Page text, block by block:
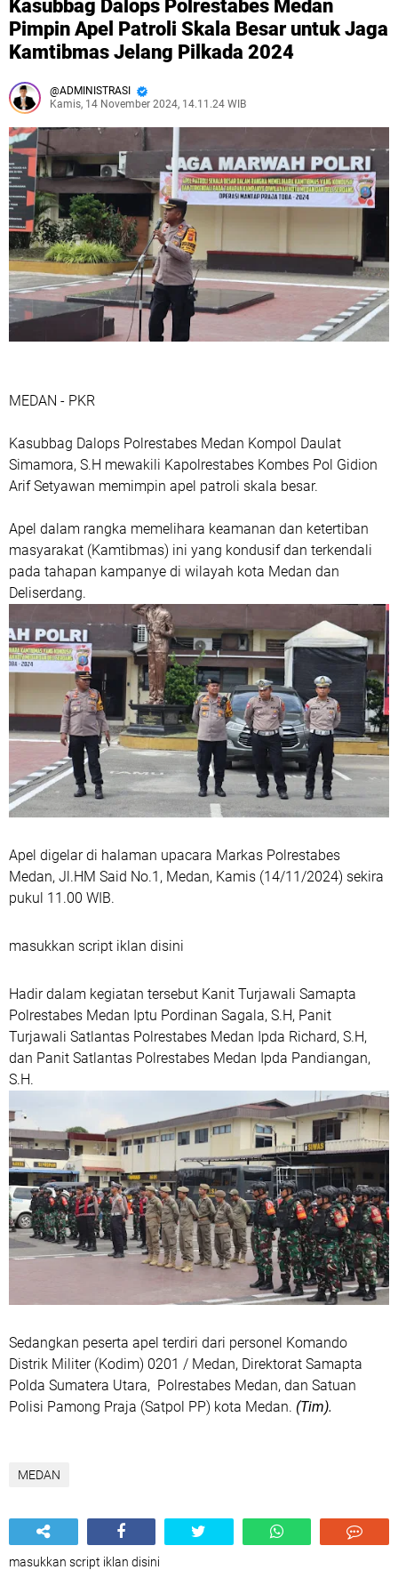
Kasubbag Dalops Polrestabes Medan
Pimpin Apel Patroli Skala Besar untuk Jaga
Kamtibmas Jelang Pilkada 2024
ADMINISTRASI
Kamis, 14 November 2024, 14.11.24 WIB
MEDAN - PKR
Kasubbag Dalops Polrestabes Medan Kompol Daulat
Simamora, S.H mewakili Kapolrestabes Kombes Pol Gidion
Arif Setyawan memimpin apel patroli skala besar.
Apel dalam rangka memelihara keamanan dan ketertiban
masyarakat (Kamtibmas) ini yang kondusif dan terkendali
pada tahapan kampanye di wilayah kota Medan dan
Deliserdang.
Apel digelar di halaman upacara Markas Polrestabes
Medan, Jl.HM Said No.1, Medan, Kamis (14/11/2024) sekira
pukul 11.00 WIB.
masukkan script iklan disini
Hadir dalam kegiatan tersebut Kanit Turjawali Samapta
Polrestabes Medan Iptu Pordinan Sagala, S.H, Panit
Turjawali Satlantas Polrestabes Medan Ipda Richard, S.H,
dan Panit Satlantas Polrestabes Medan Ipda Pandiangan,
S.H.
Sedangkan peserta apel terdiri dari personel Komando
Distrik Militer (Kodim) 0201 / Medan, Direktorat Samapta
Polda Sumatera Utara, ⁠Polrestabes Medan, dan Satuan
Polisi Pamong Praja (Satpol PP) kota Medan. (Tim).
MEDAN
masukkan script iklan disini